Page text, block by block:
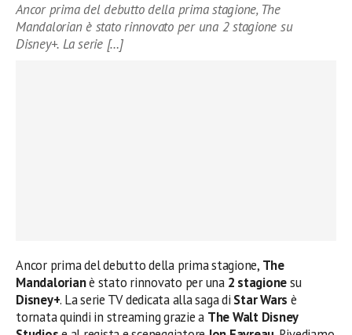
Ancor prima del debutto della prima stagione, The
Mandalorian è stato rinnovato per una 2 stagione su
Disney+. La serie […]
Ancor prima del debutto della prima stagione, The
Mandalorianè stato rinnovato per una 2 stagionesu
Disney+. La serie TV dedicata alla saga di Star Wars è
tornata quindi in streaming grazie a The Walt Disney